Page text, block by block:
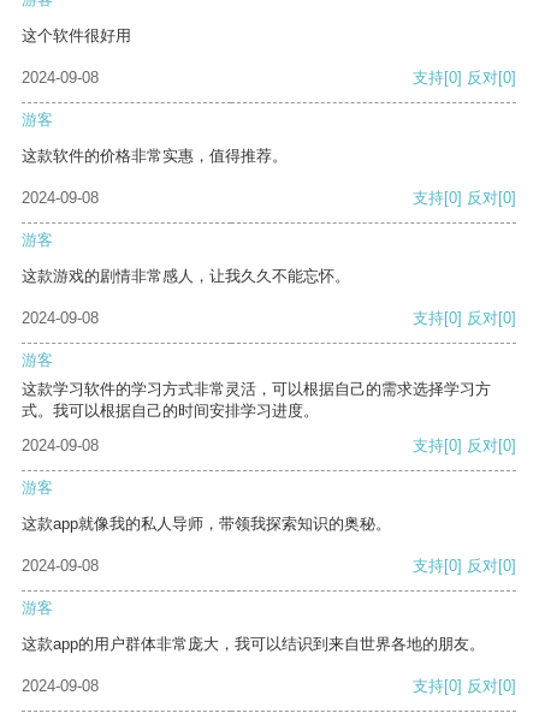
这个软件很好用
2024-09-08 支持[0] 反对[0]
游客
这款软件的价格非常实惠，值得推荐。
2024-09-08 支持[0] 反对[0]
游客
这款游戏的剧情非常感人，让我久久不能忘怀。
2024-09-08 支持[0] 反对[0]
游客
这款学习软件的学习方式非常灵活，可以根据自己的需求选择学习方
式。我可以根据自己的时间安排学习进度。
2024-09-08
支持[0] 反对[0]
游客
这款app就像我的私人导师，带领我探索知识的奥秘。
2024-09-08 支持[0] 反对[0]
游客
这款app的用户群体非常庞大，我可以结识到来自世界各地的朋友。
2024-09-08 支持[0] 反对[0]